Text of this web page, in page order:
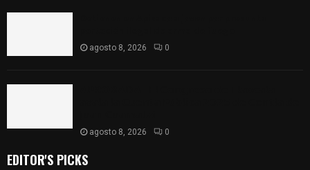
agosto 8, 2026 0
agosto 8, 2026 0
EDITOR'S PICKS